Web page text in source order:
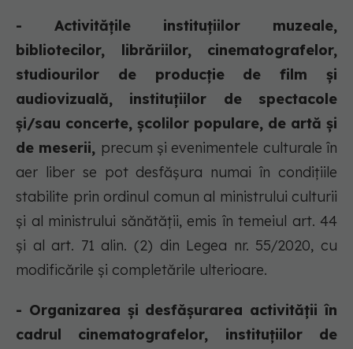
- Activitățile instituțiilor muzeale,
bibliotecilor, librăriilor, cinematografelor,
studiourilor de producție de film și
audiovizuală, instituțiilor de spectacole
și/sau concerte, școlilor populare, de artă și
de meserii, precum și evenimentele culturale în
aer liber se pot desfășura numai în condițiile
stabilite prin ordinul comun al ministrului culturii
și al ministrului sănătății, emis în temeiul art. 44
și al art. 71 alin. (2) din Legea nr. 55/2020, cu
modificările și completările ulterioare.
- Organizarea și desfășurarea activității în
cadrul cinematografelor, instituțiilor de